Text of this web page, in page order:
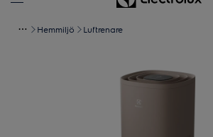
Hemmiljö Luftrenare